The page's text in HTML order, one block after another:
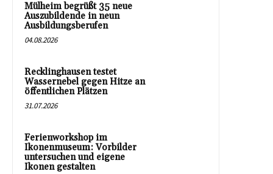
Mülheim begrüßt 35 neue
Auszubildende in neun
Ausbildungsberufen
04.08.2026
Recklinghausen testet
Wassernebel gegen Hitze an
öffentlichen Plätzen
31.07.2026
Ferienworkshop im
Ikonenmuseum: Vorbilder
untersuchen und eigene
Ikonen gestalten